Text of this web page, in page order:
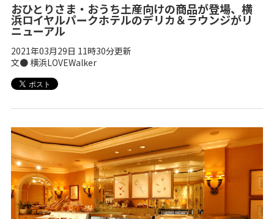
おひとりさま・おうち土産向けの商品が登場、横
浜ロイヤルパークホテルのデリカ＆ラウンジがリ
ニューアル
2021年03月29日 11時30分更新
文● 横浜LOVEWalker